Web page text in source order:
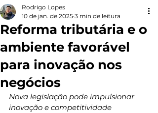
Reforma tributária e o
ambiente favorável
para inovação nos
negócios
Rodrigo Lopes
10 de jan. de 2025 3 min de leitura
Nova legislação pode impulsionar
inovação e competitividade